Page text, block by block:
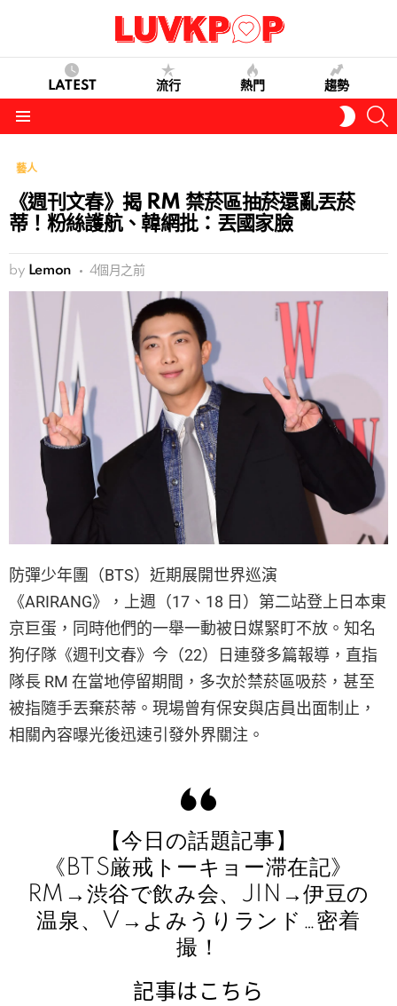
LATEST 流行 熱門 趨勢
SKIN
藝人
《週刊文春》揭 RM 禁菸區抽菸還亂丟菸
蒂！粉絲護航、韓網批：丟國家臉
by Lemon 4個月之前
防彈少年團（BTS）近期展開世界巡演
《ARIRANG》，上週（17、18 日）第二站登上日本東
京巨蛋，同時他們的一舉一動被日媒緊盯不放。知名
狗仔隊《週刊文春》今（22）日連發多篇報導，直指
隊長 RM 在當地停留期間，多次於禁菸區吸菸，甚至
被指隨手丟棄菸蒂。現場曾有保安與店員出面制止，
相關內容曝光後迅速引發外界關注。
【今日の話題記事】
《BTS厳戒トーキョー滞在記》
RM→渋谷で飲み会、JIN→伊豆の
温泉、V→よみうりランド…密着
撮！
記事はこちら